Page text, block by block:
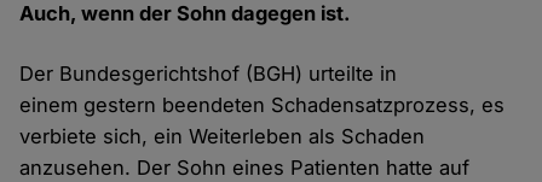
Auch, wenn der Sohn dagegen ist.
Der Bundesgerichtshof (BGH) urteilte in
einem gestern beendeten Schadensatzprozess, es
verbiete sich, ein Weiterleben als Schaden
anzusehen. Der Sohn eines Patienten hatte auf